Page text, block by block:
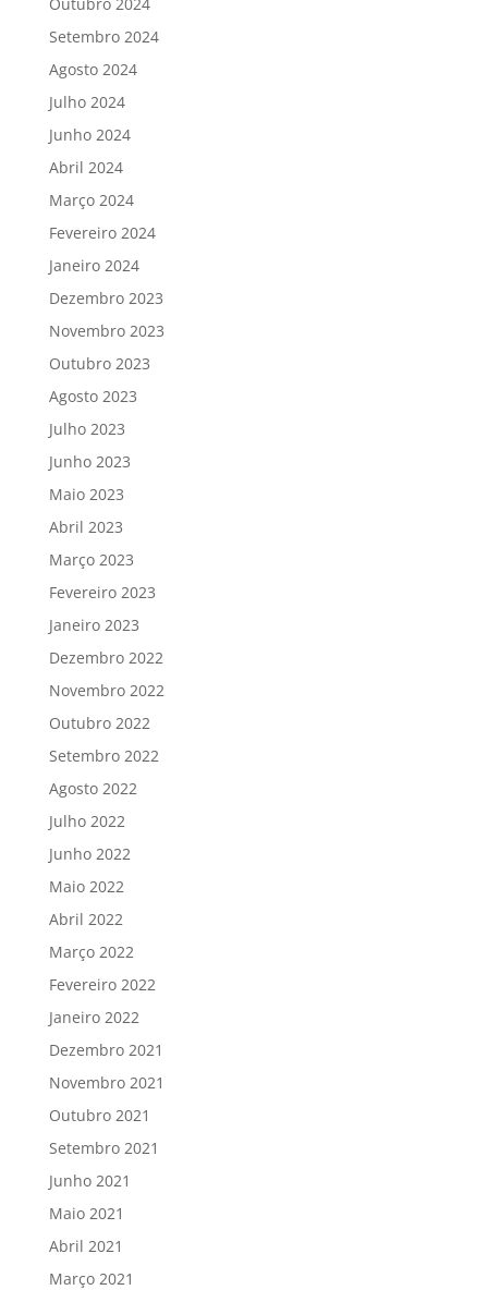
Setembro 2024
Agosto 2024
Julho 2024
Junho 2024
Abril 2024
Março 2024
Fevereiro 2024
Janeiro 2024
Dezembro 2023
Novembro 2023
Outubro 2023
Agosto 2023
Julho 2023
Junho 2023
Maio 2023
Abril 2023
Março 2023
Fevereiro 2023
Janeiro 2023
Dezembro 2022
Novembro 2022
Outubro 2022
Setembro 2022
Agosto 2022
Julho 2022
Junho 2022
Maio 2022
Abril 2022
Março 2022
Fevereiro 2022
Janeiro 2022
Dezembro 2021
Novembro 2021
Outubro 2021
Setembro 2021
Junho 2021
Maio 2021
Abril 2021
Março 2021